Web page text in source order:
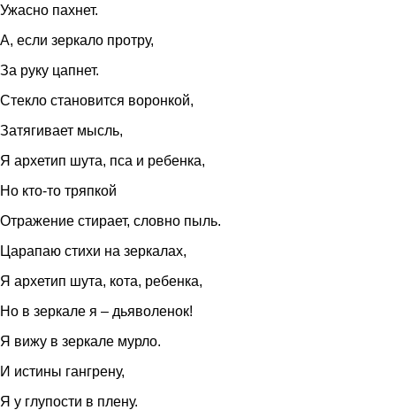
Ужасно пахнет.
А, если зеркало протру,
За руку цапнет.
Стекло становится воронкой,
Затягивает мысль,
Я архетип шута, пса и ребенка,
Но кто-то тряпкой
Отражение стирает, словно пыль.
Царапаю стихи на зеркалах,
Я архетип шута, кота, ребенка,
Но в зеркале я – дьяволенок!
Я вижу в зеркале мурло.
И истины гангрену,
Я у глупости в плену.